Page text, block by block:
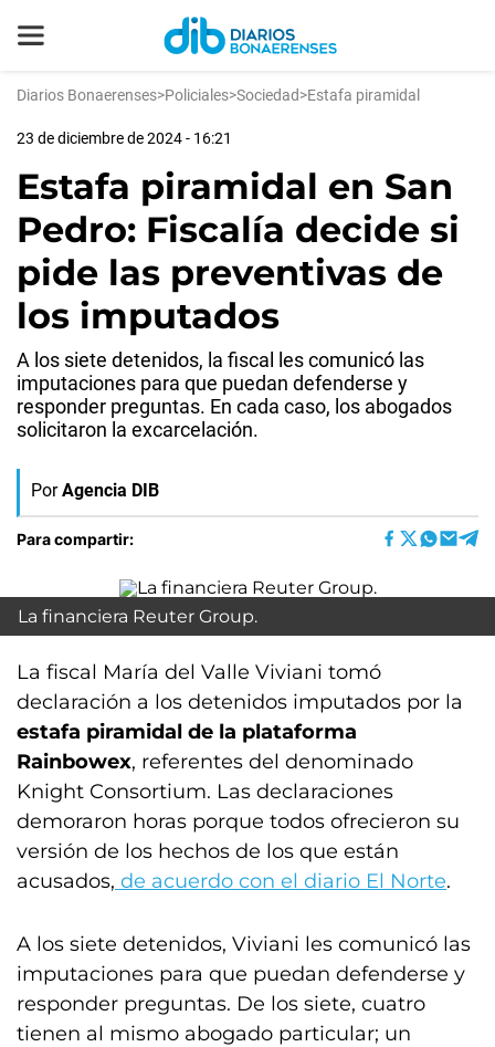
Diarios Bonaerenses>Policiales>Sociedad>Estafa piramidal
23 de diciembre de 2024 - 16:21
Estafa piramidal en San
Pedro: Fiscalía decide si
pide las preventivas de
los imputados
A los siete detenidos, la fiscal les comunicó las
imputaciones para que puedan defenderse y
responder preguntas. En cada caso, los abogados
solicitaron la excarcelación.
Por Agencia DIB
Para compartir:
La financiera Reuter Group.
La fiscal María del Valle Viviani tomó
declaración a los detenidos imputados por la
estafa piramidal de la plataforma
Rainbowex, referentes del denominado
Knight Consortium. Las declaraciones
demoraron horas porque todos ofrecieron su
versión de los hechos de los que están
acusados, de acuerdo con el diario El Norte.
A los siete detenidos, Viviani les comunicó las
imputaciones para que puedan defenderse y
responder preguntas. De los siete, cuatro
tienen al mismo abogado particular; un